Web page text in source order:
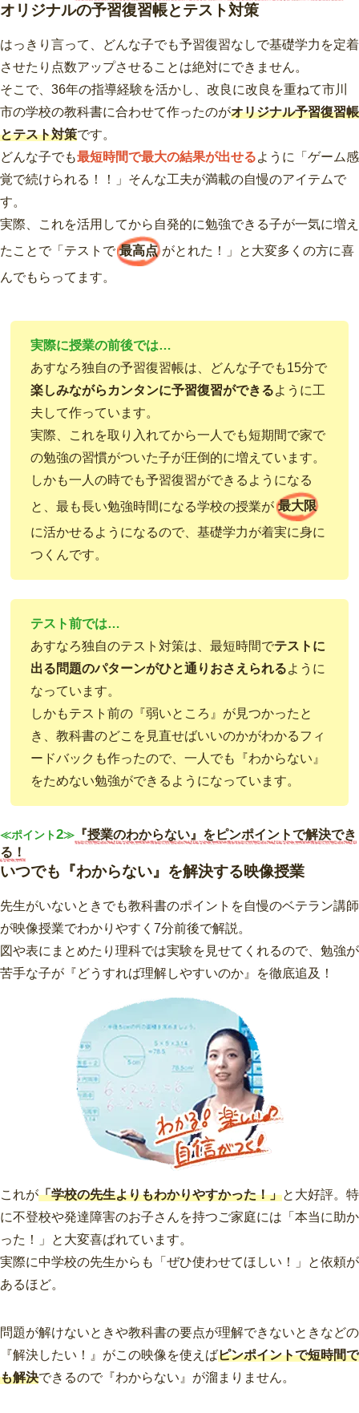
オリジナルの予習復習帳とテスト対策
はっきり言って、どんな子でも予習復習なしで基礎学力を定着
させたり点数アップさせることは絶対にできません。
そこで、36年の指導経験を活かし、改良に改良を重ねて市川
市の学校の教科書に合わせて作ったのがオリジナル予習復習帳
とテスト対策です。
どんな子でも最短時間で最大の結果が出せるように「ゲーム感
覚で続けられる！！」そんな工夫が満載の自慢のアイテムで
す。
実際、これを活用してから自発的に勉強できる子が一気に増え
たことで「テストで 最高点 がとれた！」と大変多くの方に喜
んでもらってます。
実際に授業の前後では…
あすなろ独自の予習復習帳は、どんな子でも15分で
楽しみながらカンタンに予習復習ができるように工
夫して作っています。
実際、これを取り入れてから一人でも短期間で家で
の勉強の習慣がついた子が圧倒的に増えています。
しかも一人の時でも予習復習ができるようになる
と、最も長い勉強時間になる学校の授業が 最大限
に活かせるようになるので、基礎学力が着実に身に
つくんです。
テスト前では…
あすなろ独自のテスト対策は、最短時間でテストに
出る問題のパターンがひと通りおさえられるように
なっています。
しかもテスト前の『弱いところ』が見つかったと
き、教科書のどこを見直せばいいのかがわかるフィ
ードバックも作ったので、一人でも『わからない』
をためない勉強ができるようになっています。
≪ポイント2≫ 『授業のわからない』をピンポイントで解決でき
る！
いつでも『わからない』を解決する映像授業
先生がいないときでも教科書のポイントを自慢のベテラン講師
が映像授業でわかりやすく7分前後で解説。
図や表にまとめたり理科では実験を見せてくれるので、勉強が
苦手な子が『どうすれば理解しやすいのか』を徹底追及！
これが「学校の先生よりもわかりやすかった！」と大好評。特
に不登校や発達障害のお子さんを持つご家庭には「本当に助か
った！」と大変喜ばれています。
実際に中学校の先生からも「ぜひ使わせてほしい！」と依頼が
あるほど。
問題が解けないときや教科書の要点が理解できないときなどの
『解決したい！』がこの映像を使えばピンポイントで短時間で
も解決できるので『わからない』が溜まりません。